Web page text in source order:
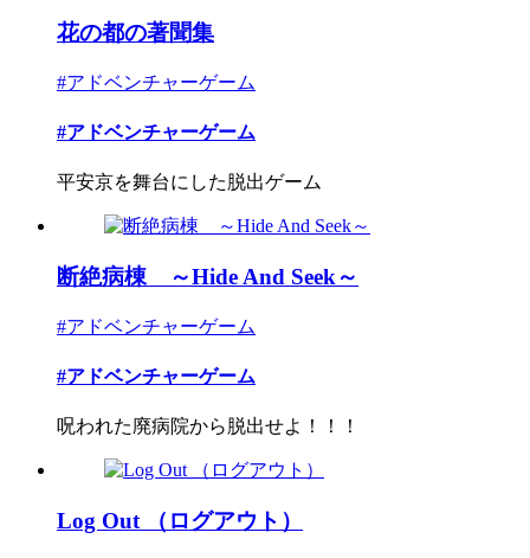
花の都の著聞集
#アドベンチャーゲーム
#アドベンチャーゲーム
平安京を舞台にした脱出ゲーム
断絶病棟 ～Hide And Seek～
#アドベンチャーゲーム
#アドベンチャーゲーム
呪われた廃病院から脱出せよ！！！
Log Out （ログアウト）